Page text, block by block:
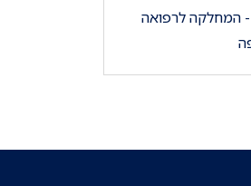
- המחלקה לרפואה